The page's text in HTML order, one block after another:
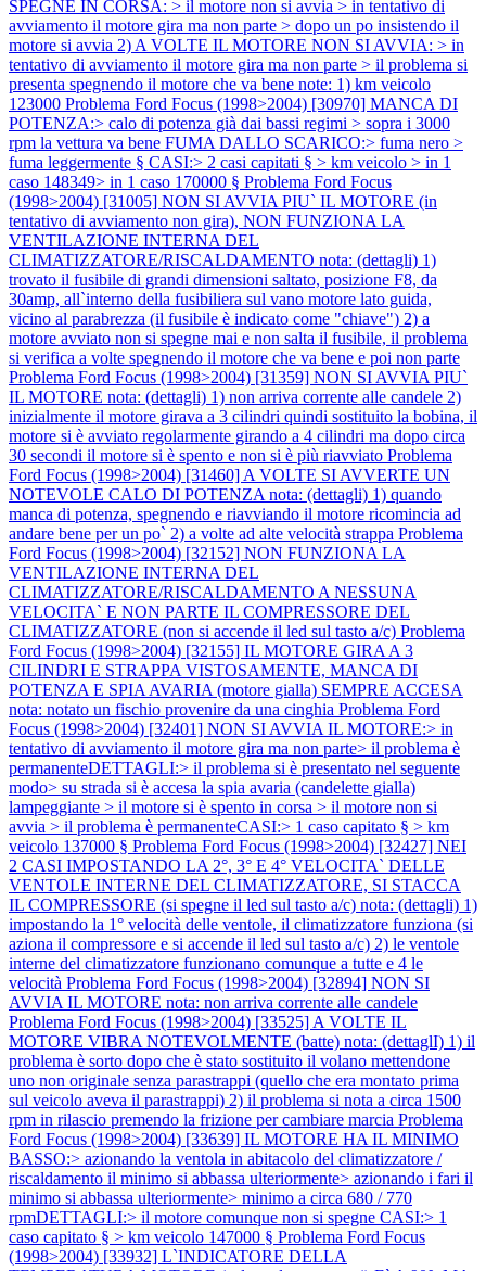
SPEGNE IN CORSA: > il motore non si avvia > in tentativo di
avviamento il motore gira ma non parte > dopo un po insistendo il
motore si avvia 2) A VOLTE IL MOTORE NON SI AVVIA: > in
tentativo di avviamento il motore gira ma non parte > il problema si
presenta spegnendo il motore che va bene note: 1) km veicolo
123000 Problema Ford Focus (1998>2004) [30970] MANCA DI
POTENZA:> calo di potenza già dai bassi regimi > sopra i 3000
rpm la vettura va bene FUMA DALLO SCARICO:> fuma nero >
fuma leggermente § CASI:> 2 casi capitati § > km veicolo > in 1
caso 148349> in 1 caso 170000 § Problema Ford Focus
(1998>2004) [31005] NON SI AVVIA PIU` IL MOTORE (in
tentativo di avviamento non gira), NON FUNZIONA LA
VENTILAZIONE INTERNA DEL
CLIMATIZZATORE/RISCALDAMENTO nota: (dettagli) 1)
trovato il fusibile di grandi dimensioni saltato, posizione F8, da
30amp, all`interno della fusibiliera sul vano motore lato guida,
vicino al parabrezza (il fusibile è indicato come "chiave") 2) a
motore avviato non si spegne mai e non salta il fusibile, il problema
si verifica a volte spegnendo il motore che va bene e poi non parte
Problema Ford Focus (1998>2004) [31359] NON SI AVVIA PIU`
IL MOTORE nota: (dettagli) 1) non arriva corrente alle candele 2)
inizialmente il motore girava a 3 cilindri quindi sostituito la bobina, il
motore si è avviato regolarmente girando a 4 cilindri ma dopo circa
30 secondi il motore si è spento e non si è più riavviato Problema
Ford Focus (1998>2004) [31460] A VOLTE SI AVVERTE UN
NOTEVOLE CALO DI POTENZA nota: (dettagli) 1) quando
manca di potenza, spegnendo e riavviando il motore ricomincia ad
andare bene per un po` 2) a volte ad alte velocità strappa Problema
Ford Focus (1998>2004) [32152] NON FUNZIONA LA
VENTILAZIONE INTERNA DEL
CLIMATIZZATORE/RISCALDAMENTO A NESSUNA
VELOCITA` E NON PARTE IL COMPRESSORE DEL
CLIMATIZZATORE (non si accende il led sul tasto a/c) Problema
Ford Focus (1998>2004) [32155] IL MOTORE GIRA A 3
CILINDRI E STRAPPA VISTOSAMENTE, MANCA DI
POTENZA E SPIA AVARIA (motore gialla) SEMPRE ACCESA
nota: notato un fischio provenire da una cinghia Problema Ford
Focus (1998>2004) [32401] NON SI AVVIA IL MOTORE:> in
tentativo di avviamento il motore gira ma non parte> il problema è
permanenteDETTAGLI:> il problema si è presentato nel seguente
modo> su strada si è accesa la spia avaria (candelette gialla)
lampeggiante > il motore si è spento in corsa > il motore non si
avvia > il problema è permanenteCASI:> 1 caso capitato § > km
veicolo 137000 § Problema Ford Focus (1998>2004) [32427] NEI
2 CASI IMPOSTANDO LA 2°, 3° E 4° VELOCITA` DELLE
VENTOLE INTERNE DEL CLIMATIZZATORE, SI STACCA
IL COMPRESSORE (si spegne il led sul tasto a/c) nota: (dettagli) 1)
impostando la 1° velocità delle ventole, il climatizzatore funziona (si
aziona il compressore e si accende il led sul tasto a/c) 2) le ventole
interne del climatizzatore funzionano comunque a tutte e 4 le
velocità Problema Ford Focus (1998>2004) [32894] NON SI
AVVIA IL MOTORE nota: non arriva corrente alle candele
Problema Ford Focus (1998>2004) [33525] A VOLTE IL
MOTORE VIBRA NOTEVOLMENTE (batte) nota: (dettaglI) 1) il
problema è sorto dopo che è stato sostituito il volano mettendone
uno non originale senza parastrappi (quello che era montato prima
sul veicolo aveva il parastrappi) 2) il problema si nota a circa 1500
rpm in rilascio premendo la frizione per cambiare marcia Problema
Ford Focus (1998>2004) [33639] IL MOTORE HA IL MINIMO
BASSO:> azionando la ventola in abitacolo del climatizzatore /
riscaldamento il minimo si abbassa ulteriormente> azionando i fari il
minimo si abbassa ulteriormente> minimo a circa 680 / 770
rpmDETTAGLI:> il motore comunque non si spegne CASI:> 1
caso capitato § > km veicolo 147000 § Problema Ford Focus
(1998>2004) [33932] L`INDICATORE DELLA